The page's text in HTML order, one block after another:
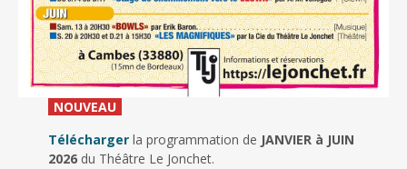
NOUVEAU_
Télécharger la programmation de JANVIER à JUIN
2026du Théâtre Le Jonchet.